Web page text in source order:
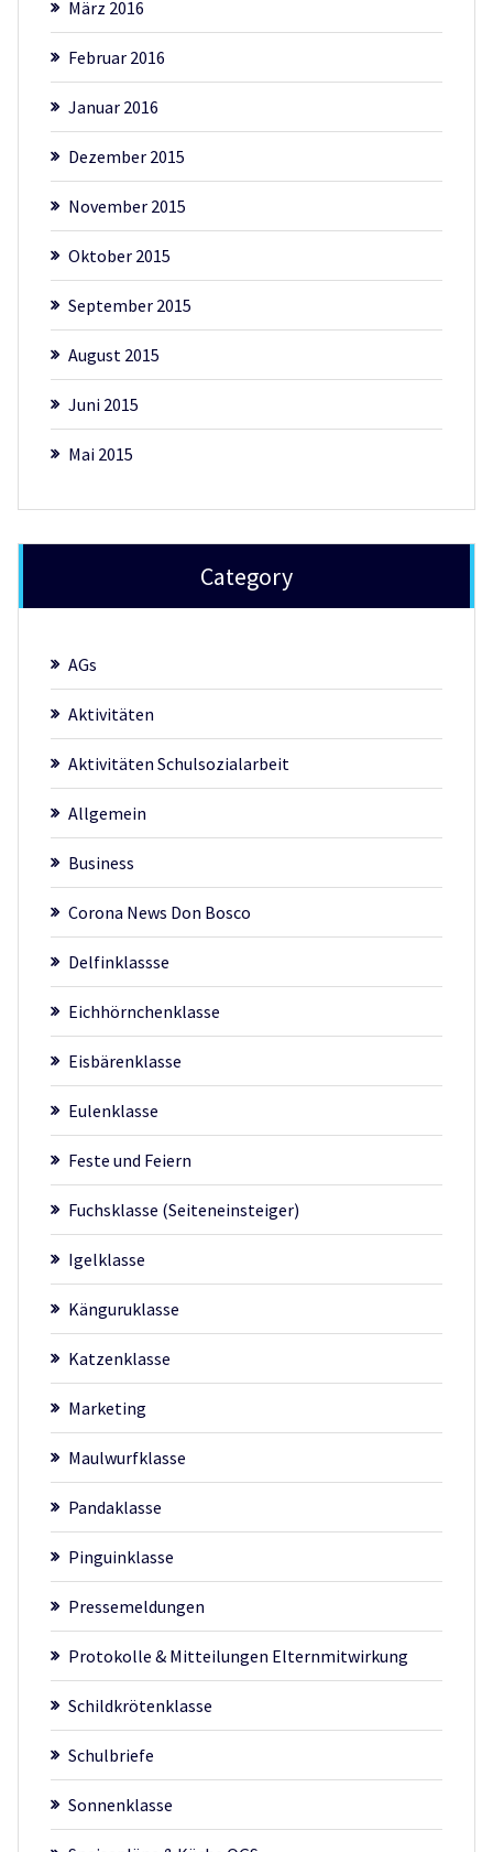
März 2016
Februar 2016
Januar 2016
Dezember 2015
November 2015
Oktober 2015
September 2015
August 2015
Juni 2015
Mai 2015
Category
AGs
Aktivitäten
Aktivitäten Schulsozialarbeit
Allgemein
Business
Corona News Don Bosco
Delfinklassse
Eichhörnchenklasse
Eisbärenklasse
Eulenklasse
Feste und Feiern
Fuchsklasse (Seiteneinsteiger)
Igelklasse
Känguruklasse
Katzenklasse
Marketing
Maulwurfklasse
Pandaklasse
Pinguinklasse
Pressemeldungen
Protokolle & Mitteilungen Elternmitwirkung
Schildkrötenklasse
Schulbriefe
Sonnenklasse